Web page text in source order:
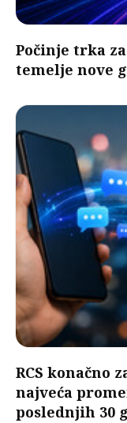
Počinje trka
temelje nove
RCS konačno
najveća
poslednjih 30